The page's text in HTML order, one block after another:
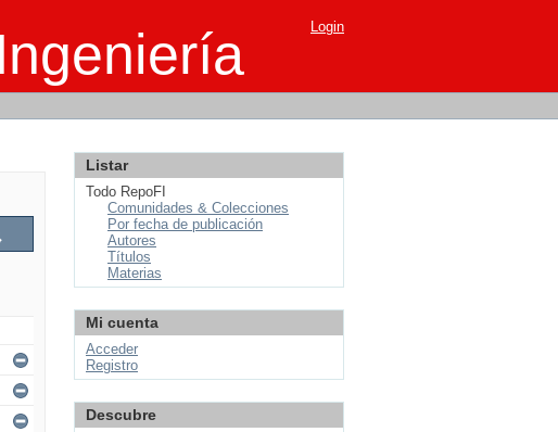
Login
Listar
Todo RepoFI
Comunidades & Colecciones
Por fecha de publicación
Autores
Títulos
Materias
Mi cuenta
Acceder
Registro
Descubre